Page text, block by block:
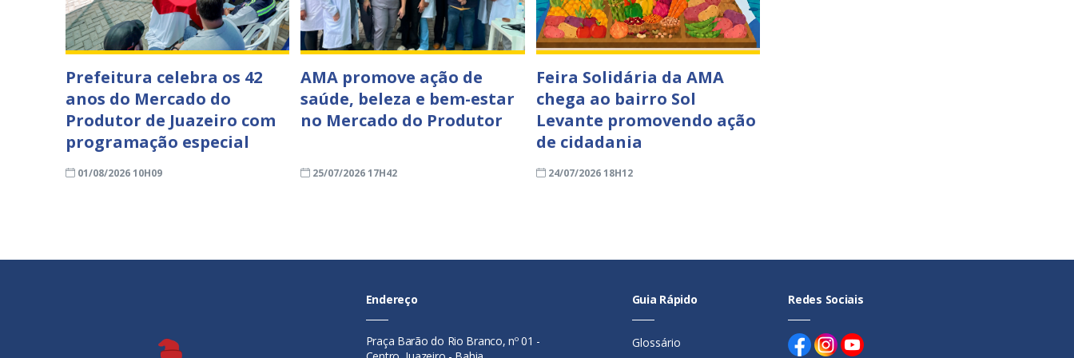
Prefeitura celebra os 42
anos do Mercado do
Produtor de Juazeiro com
programação especial
01/08/2026 10H09
AMA promove ação de
saúde, beleza e bem-estar
no Mercado do Produtor
25/07/2026 17H42
Feira Solidária da AMA
chega ao bairro Sol
Levante promovendo ação
de cidadania
24/07/2026 18H12
Endereço
Praça Barão do Rio Branco, nº 01 -
Guia Rápido
Glossário
Redes Sociais